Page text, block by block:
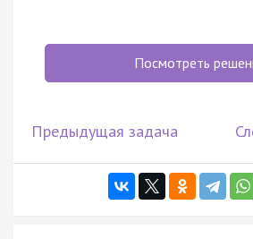
Посмотреть
Предыдущая задача